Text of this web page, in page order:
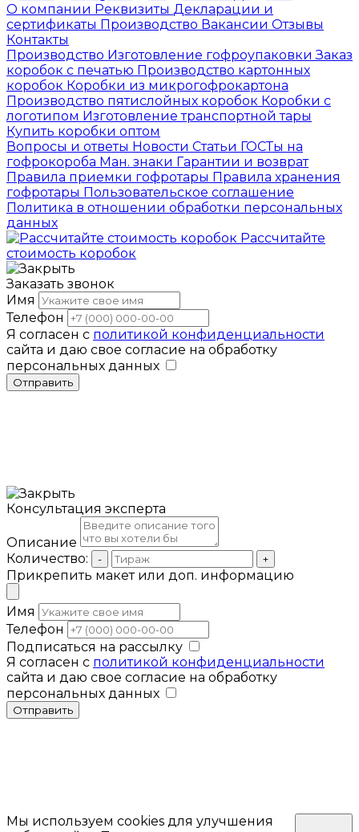
О компании Реквизиты Декларации и
сертификаты Производство Вакансии Отзывы
Контакты
Производство Изготовление гофроупаковкиЗаказ
коробок с печатью Производство картонных
коробок Коробки из микрогофрокартона
Производство пятислойных коробок Коробки с
логотипом Изготовление транспортной тары
Купить коробки оптом
Вопросы и ответы Новости Статьи ГОСТы на
гофрокороба Ман. знаки Гарантии и возврат
Правила приемки гофротары Правила хранения
гофротары Пользовательское соглашение
Политика в отношении обработки персональных
данных
Рассчитайте
стоимость коробок
Заказать звонок
Имя
Телефон
Я согласен с политикой конфиденциальности
сайта и даю свое согласие на обработку
персональных данных
Отправить
Консультация эксперта
Описание
Количество:
- +
Прикрепить макет или доп. информацию
Имя
Телефон
Подписаться на рассылку
Я согласен с политикой конфиденциальности
сайта и даю свое согласие на обработку
персональных данных
Отправить
Мы используем cookies для улучшения